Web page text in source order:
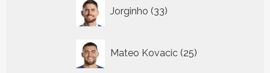
Jorginho 33
producten
Mateo Kovacic 25
producten